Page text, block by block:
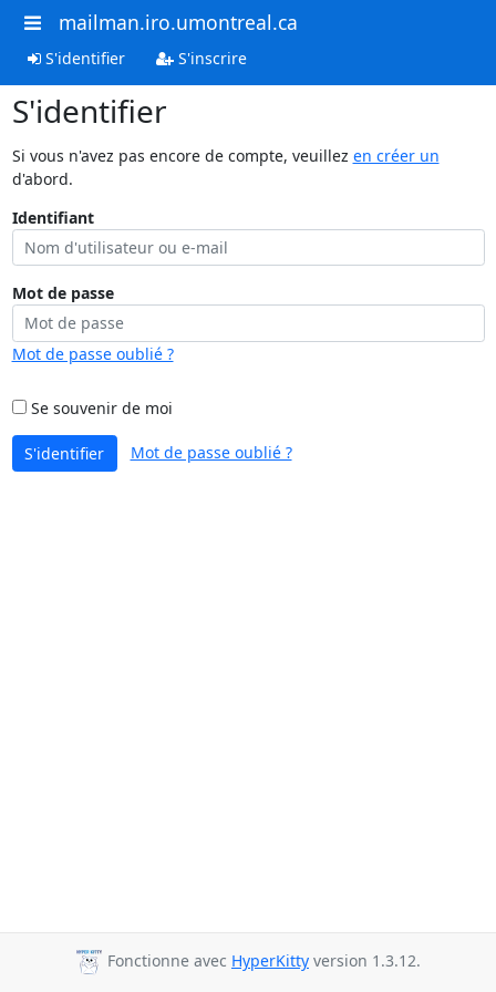
mailman.iro.umontreal.ca
S'identifier S'inscrire
S'identifier
Si vous n'avez pas encore de compte, veuillez en créer un
d'abord.
Identifiant
Mot de passe
Mot de passe oublié ?
Se souvenir de moi
S'identifier Mot de passe oublié ?
Fonctionne avec HyperKitty version 1.3.12.